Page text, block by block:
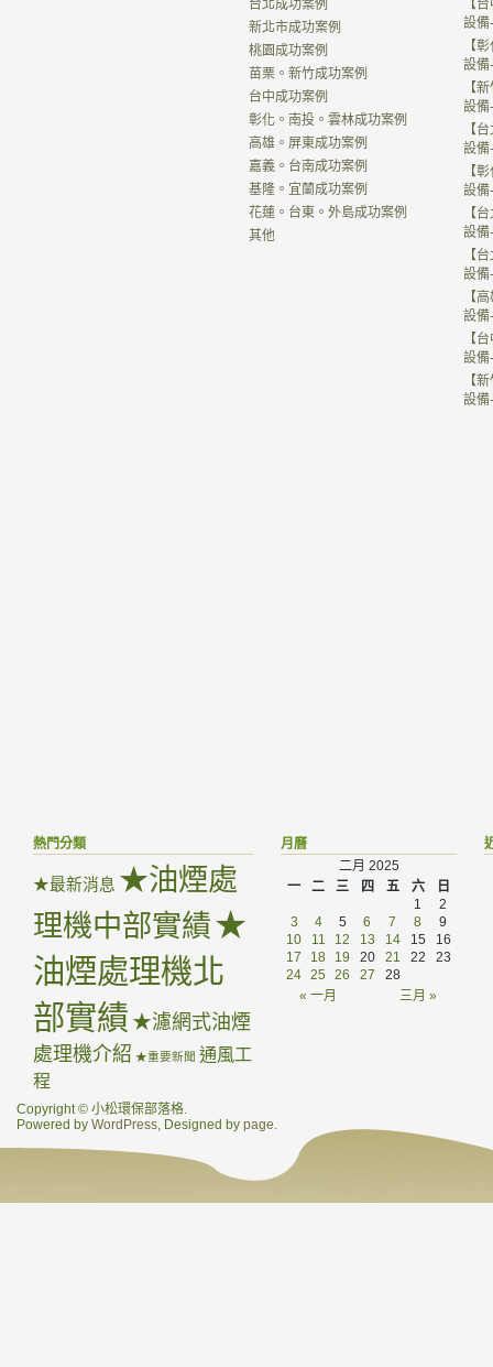
台北成功案例
新北市成功案例
桃園成功案例
苗栗。新竹成功案例
台中成功案例
彰化。南投。雲林成功案例
高雄。屏東成功案例
嘉義。台南成功案例
基隆。宜蘭成功案例
花蓮。台東。外島成功案例
其他
【
設備
【
設備
【
設備
【
設備
【
設備
【
設備
【
設備
【
設備
【
設備
【
設備
熱門分類
★最新消息 ★油煙處
理機中部實績★
油煙處理機北
部實績 ★濾網式油煙
處理機介紹 ★重要新聞 通風工
程
月曆
二月 2025
一
二 三 四 五 六 日
« 一月 三月 »
1
2
3
4 5 6 7 8
9
10
11 12 13 14 15
16
17
18 19 20 21 22
23
24 25 26 27 28
Copyright © 小松環保部落格.
Powered by WordPress, Designed by page.